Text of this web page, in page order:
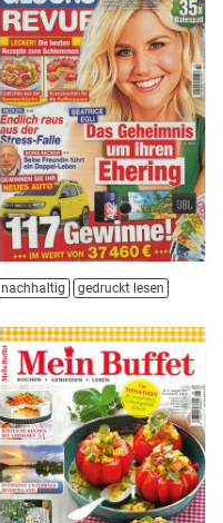
nachhaltig gedruckt lesen